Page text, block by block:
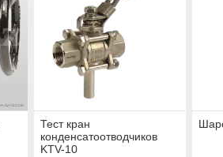
Тест кран
конденсатоотводчиков
KTV-10